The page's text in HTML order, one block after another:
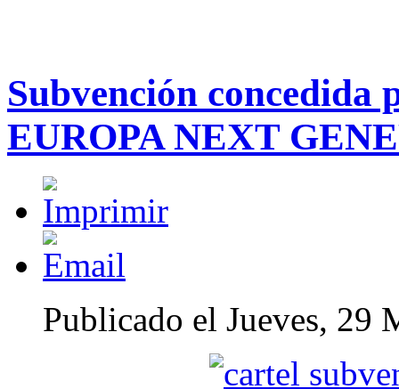
Subvención
EUROPA NEXT
Publicado el Jueves, 29